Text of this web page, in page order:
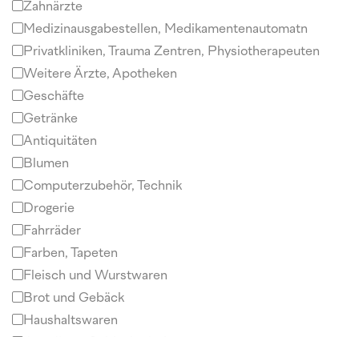
Zahnärzte
Medizinausgabestellen, Medikamentenautomatn
Privatkliniken, Trauma Zentren, Physiotherapeuten
Weitere Ärzte, Apotheken
Geschäfte
Getränke
Antiquitäten
Blumen
Computerzubehör, Technik
Drogerie
Fahrräder
Farben, Tapeten
Fleisch und Wurstwaren
Brot und Gebäck
Haushaltswaren